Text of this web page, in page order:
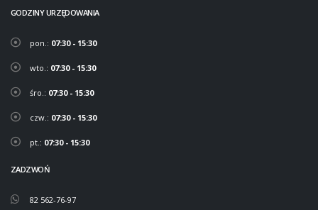
GODZINY URZĘDOWANIA
pon.: 07:30 - 15:30
wto.: 07:30 - 15:30
śro.: 07:30 - 15:30
czw.: 07:30 - 15:30
pt.: 07:30 - 15:30
ZADZWOŃ
82 562-76-97